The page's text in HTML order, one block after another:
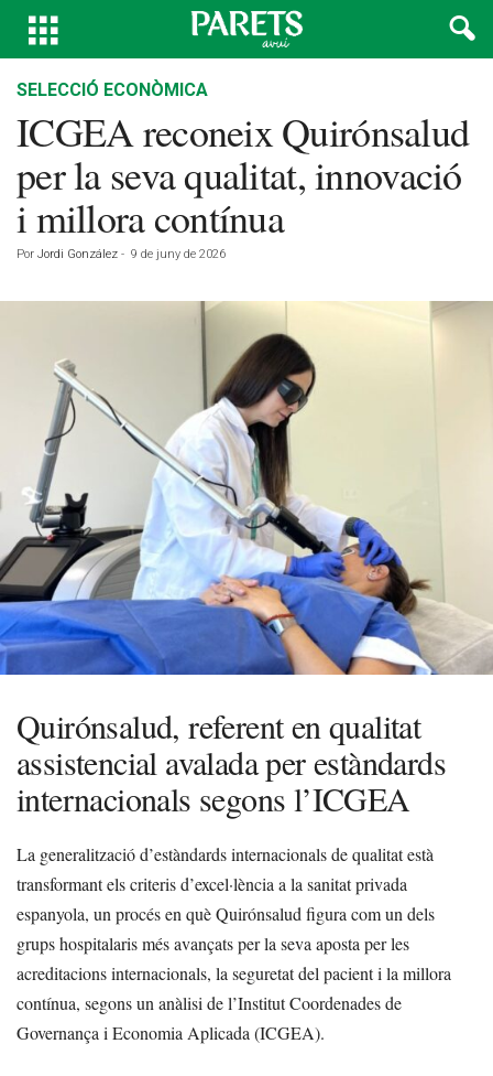
SELECCIÓ ECONÒMICA
ICGEA reconeix Quirónsalud
per la seva qualitat, innovació
i millora contínua
Por Jordi González - 9 de juny de 2026
Quirónsalud, referent en qualitat
assistencial avalada per estàndards
internacionals segons l’ICGEA
La generalització d’estàndards internacionals de qualitat està
transformant els criteris d’excel·lència a la sanitat privada
espanyola, un procés en què Quirónsalud figura com un dels
grups hospitalaris més avançats per la seva aposta per les
acreditacions internacionals, la seguretat del pacient i la millora
contínua, segons un anàlisi de l’Institut Coordenades de
Governança i Economia Aplicada (ICGEA).